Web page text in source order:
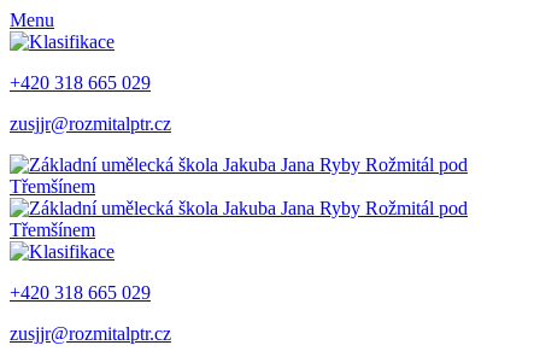
Menu
+420 318 665 029
zusjjr@rozmitalptr.cz
+420 318 665 029
zusjjr@rozmitalptr.cz